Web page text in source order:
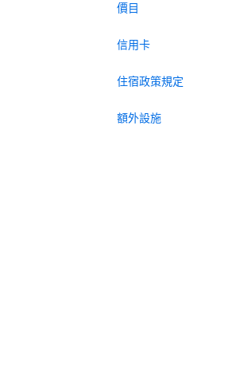
價目
信用卡
住宿政策規定
額外設施